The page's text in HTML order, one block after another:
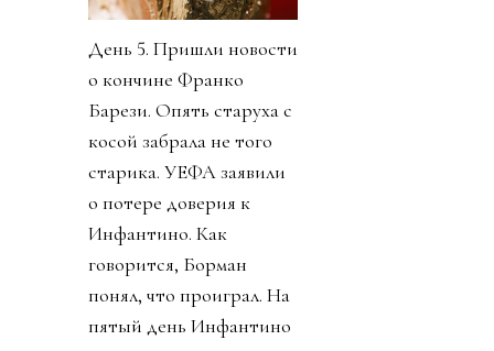
День 5. Пришли новости
о кончине Франко
Барези. Опять старуха с
косой забрала не того
старика. УЕФА заявили
о потере доверия к
Инфантино. Как
говорится, Борман
понял, что проиграл. На
пятый день Инфантино